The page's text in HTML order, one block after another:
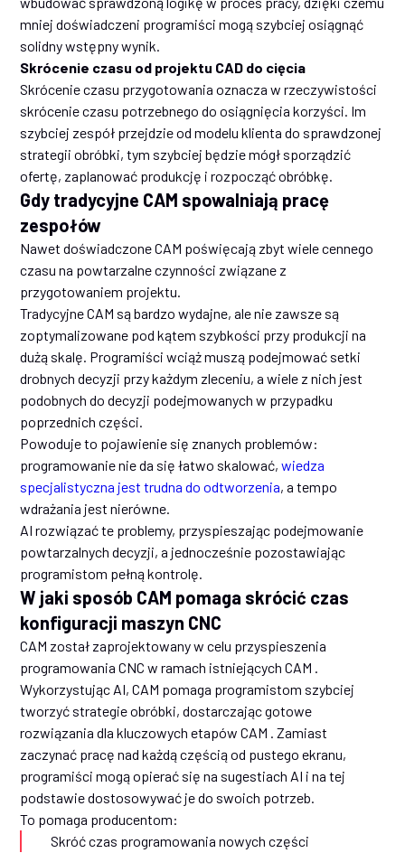
mniej doświadczeni programiści mogą szybciej osiągnąć
solidny wstępny wynik.
Skrócenie czasu od projektu CAD do cięcia
Skrócenie czasu przygotowania oznacza w rzeczywistości
skrócenie czasu potrzebnego do osiągnięcia korzyści. Im
szybciej zespół przejdzie od modelu klienta do sprawdzonej
strategii obróbki, tym szybciej będzie mógł sporządzić
ofertę, zaplanować produkcję i rozpocząć obróbkę.
Gdy tradycyjne CAM spowalniają pracę
zespołów
Nawet doświadczone CAM poświęcają zbyt wiele cennego
czasu na powtarzalne czynności związane z
przygotowaniem projektu.
Tradycyjne CAM są bardzo wydajne, ale nie zawsze są
zoptymalizowane pod kątem szybkości przy produkcji na
dużą skalę. Programiści wciąż muszą podejmować setki
drobnych decyzji przy każdym zleceniu, a wiele z nich jest
podobnych do decyzji podejmowanych w przypadku
poprzednich części.
Powoduje to pojawienie się znanych problemów:
programowanie nie da się łatwo skalować,wiedza
specjalistyczna jest trudna do odtworzenia, a tempo
wdrażania jest nierówne.
AI rozwiązać te problemy, przyspieszając podejmowanie
powtarzalnych decyzji, a jednocześnie pozostawiając
programistom pełną kontrolę.
W jaki sposób CAM pomaga skrócić czas
konfiguracji maszyn CNC
CAM został zaprojektowany w celu przyspieszenia
programowania CNC w ramach istniejących CAM .
Wykorzystując AI, CAM pomaga programistom szybciej
tworzyć strategie obróbki, dostarczając gotowe
rozwiązania dla kluczowych etapów CAM . Zamiast
zaczynać pracę nad każdą częścią od pustego ekranu,
programiści mogą opierać się na sugestiach AI i na tej
podstawie dostosowywać je do swoich potrzeb.
To pomaga producentom:
Skróć czas programowania nowych części